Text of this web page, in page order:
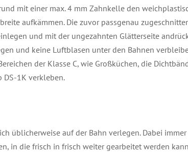
mit einer max. 4 mm Zahnkelle den
aufkämmen. Die zuvor passgenau
und mit der ungezahnten Glätterseite
und keine Luftblasen unter den Bahnen
der Klasse C, wie Großküchen, die
DS-1K verkleben.
üblicherweise auf der Bahn verlegen. Dabei
in die frisch in frisch weiter gearbeitet werden